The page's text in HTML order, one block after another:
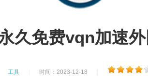
久免费vqn加速外
工具 时间：2023-12-18